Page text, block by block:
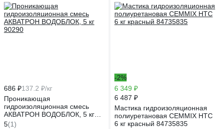
686 ₽137.2 ₽/кг
Проникающая
гидроизоляционная смесь
АКВАТРОН ВОДОБЛОК, 5 кг
90290
5(1)
-2%
6 349 ₽
6 487 ₽
Мастика гидроизоляционная
полиуретановая CEMMIX HTC
6 кг красный 84735835